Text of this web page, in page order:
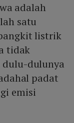
adalah
satu
listrik
tidak
dulunya
padat
emisi